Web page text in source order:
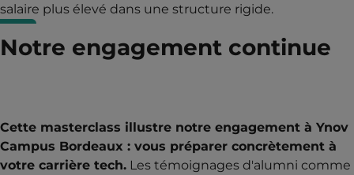
salaire plus élevé dans une structure rigide.
Notre engagement continue
Cette masterclass illustre notre engagement à Ynov
Campus Bordeaux : vous préparer concrètement à
votre carrière tech. Les témoignages d'alumni comme